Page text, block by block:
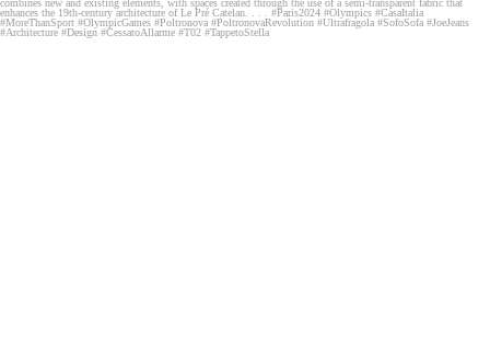
Poltronova presents some of its most iconic pieces...
78